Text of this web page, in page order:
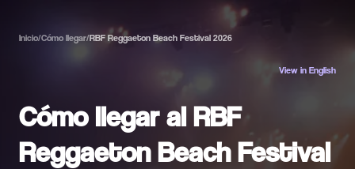
Inicio/Cómo llegar/RBF Reggaeton Beach Festival 2026
View in English
Cómo llegar al RBF
Reggaeton Beach Festival